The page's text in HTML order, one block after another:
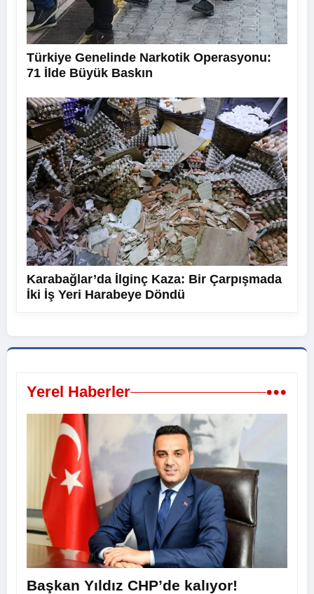
Türkiye Genelinde Narkotik Operasyonu:
71 İlde Büyük Baskın
Karabağlar’da İlginç Kaza: Bir Çarpışmada
İki İş Yeri Harabeye Döndü
Yerel Haberler •••
Başkan Yıldız CHP’de kalıyor!